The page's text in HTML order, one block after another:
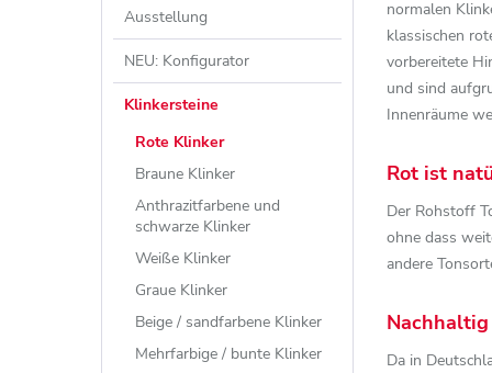
Ausstellung
NEU: Konfigurator
Klinkersteine
Rote Klinker
Braune Klinker
Anthrazitfarbene und
schwarze Klinker
Weiße Klinker
Graue Klinker
Beige / sandfarbene Klinker
Mehrfarbige / bunte Klinker
normalen
klassischen
vorbereitete
und sind
Innenräume
Rot ist
Der Rohstoff
ohne dass
andere
Da in